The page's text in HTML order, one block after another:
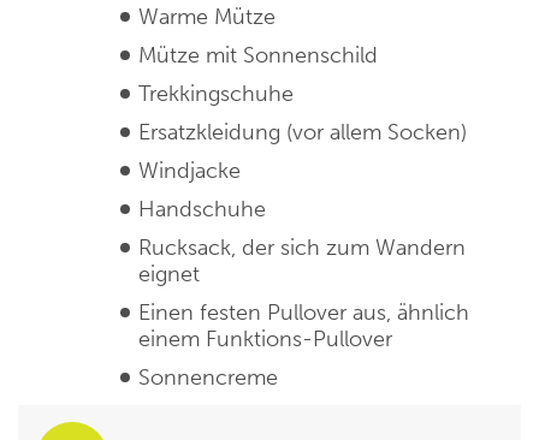
Warme Mütze
Mütze mit Sonnenschild
Trekkingschuhe
Ersatzkleidung (vor allem Socken)
Windjacke
Handschuhe
Rucksack, der sich zum Wandern
eignet
Einen festen Pullover aus, ähnlich
einem Funktions-Pullover
Sonnencreme